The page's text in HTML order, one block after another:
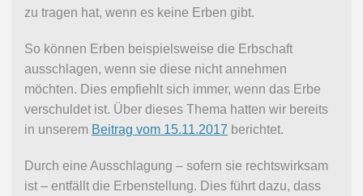
zu tragen hat, wenn es keine Erben gibt.
So können Erben beispielsweise die Erbschaft
ausschlagen, wenn sie diese nicht annehmen
möchten. Dies empfiehlt sich immer, wenn das Erbe
verschuldet ist. Über dieses Thema hatten wir bereits
in unserem Beitrag vom 15.11.2017 berichtet.
Durch eine Ausschlagung – sofern sie rechtswirksam
ist – entfällt die Erbenstellung. Dies führt dazu, dass